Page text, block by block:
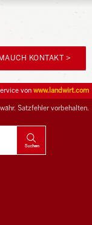
MAUCH KONTAKT >
Satzfehler vorbehalten.
von www.landwirt.com